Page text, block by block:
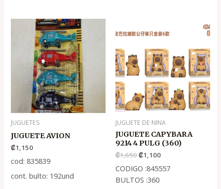
JUGUETES
JUGUETE AVION
₡1,150
cod: 835839
cont. bulto: 192und
JUGUETE DE NINA
JUGUETE CAPYBARA
9214 4 PULG (360)
₡1,650
precio
original
era:
₡1,650
₡1,100
precio
actual
es:
.
₡1,100
CODIGO :845557
BULTOS :360